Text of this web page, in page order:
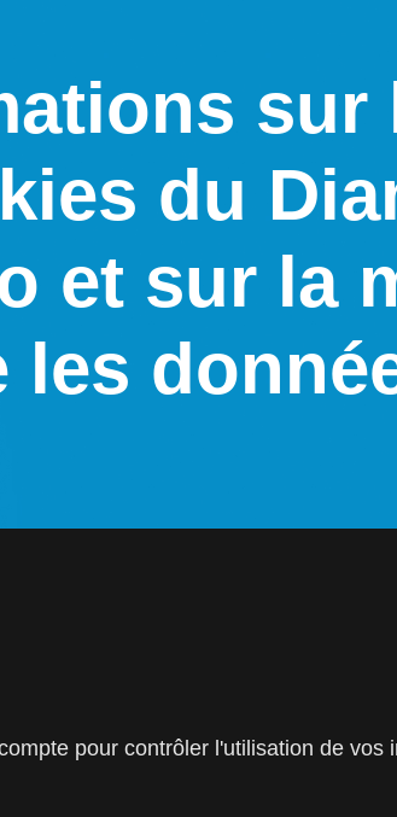
sur
du
et sur la
les
pour contrôler l'utilisation de